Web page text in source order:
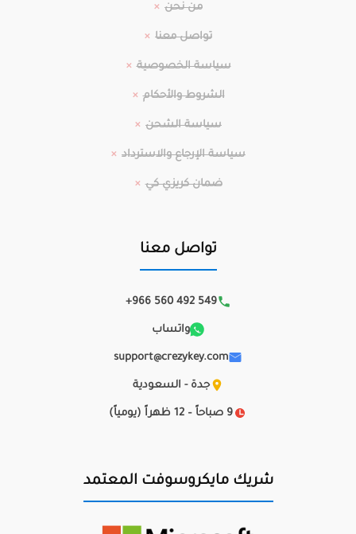
من نحن
تواصل معنا
سياسة الخصوصية
الشروط والأحكام
سياسة الشحن
سياسة الإرجاع والاسترداد
ضمان كريزي كي
تواصل معنا
+966 560 492 549
واتساب
support@crezykey.com
جدة - السعودية
9 صباحاً – 12 ظهراً (يومياً)
شريك مايكروسوفت المعتمد